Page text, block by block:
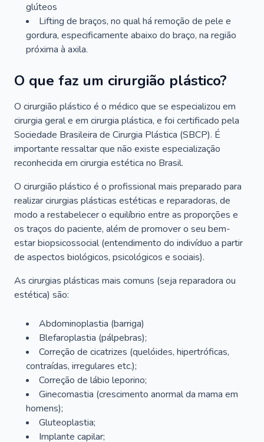
glúteos
Lifting de braços, no qual há remoção de pele e
gordura, especificamente abaixo do braço, na região
próxima à axila.
O que faz um cirurgião plástico?
O cirurgião plástico é o médico que se especializou em
cirurgia geral e em cirurgia plástica, e foi certificado pela
Sociedade Brasileira de Cirurgia Plástica (SBCP). É
importante ressaltar que não existe especialização
reconhecida em cirurgia estética no Brasil.
O cirurgião plástico é o profissional mais preparado para
realizar cirurgias plásticas estéticas e reparadoras, de
modo a restabelecer o equilíbrio entre as proporções e
os traços do paciente, além de promover o seu bem-
estar biopsicossocial (entendimento do indivíduo a partir
de aspectos biológicos, psicológicos e sociais).
As cirurgias plásticas mais comuns (seja reparadora ou
estética) são:
Abdominoplastia (barriga)
Blefaroplastia (pálpebras);
Correção de cicatrizes (quelóides, hipertróficas,
contraídas, irregulares etc.);
Correção de lábio leporino;
Ginecomastia (crescimento anormal da mama em
homens);
Gluteoplastia;
Implante capilar;